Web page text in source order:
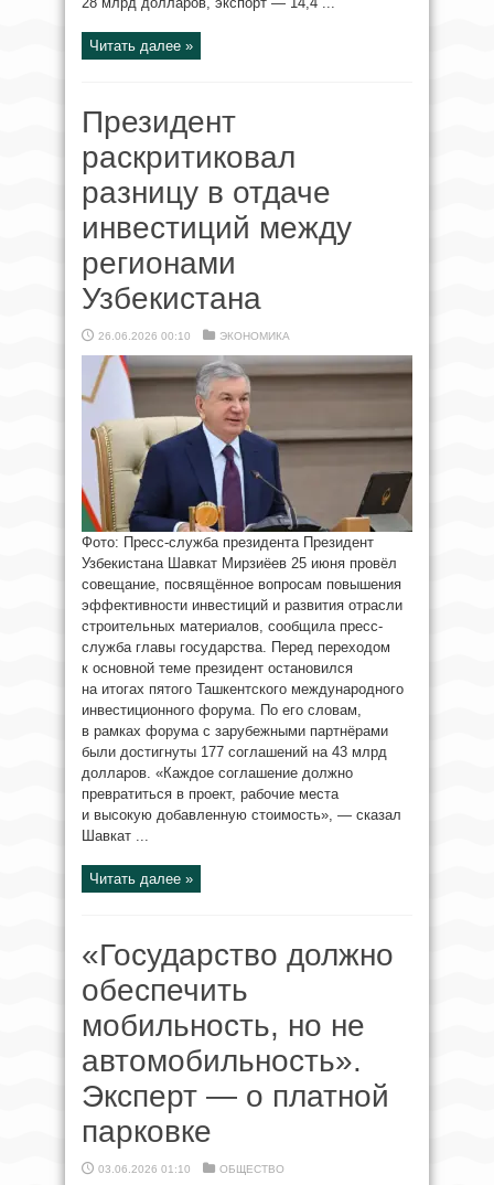
Читать далее »
Президент
раскритиковал
разницу в отдаче
инвестиций между
регионами
Узбекистана
26.06.2026 00:10 ЭКОНОМИКА
Фото: Пресс-служба президента Президент
Узбекистана Шавкат Мирзиёев 25 июня провёл
совещание, посвящённое вопросам повышения
эффективности инвестиций и развития отрасли
строительных материалов, сообщила пресс-
служба главы государства. Перед переходом
к основной теме президент остановился
на итогах пятого Ташкентского международного
инвестиционного форума. По его словам,
в рамках форума с зарубежными партнёрами
были достигнуты 177 соглашений на 43 млрд
долларов. «Каждое соглашение должно
превратиться в проект, рабочие места
и высокую добавленную стоимость», — сказал
Шавкат ...
Читать далее »
«Государство должно
обеспечить
мобильность, но не
автомобильность».
Эксперт — о платной
парковке
03.06.2026 01:10 ОБЩЕСТВО